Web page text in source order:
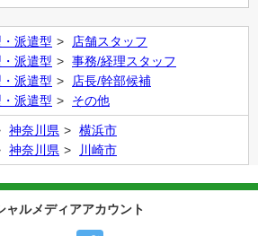
派遣型
店舗スタッフ
派遣型
事務/経理スタッフ
派遣型
店長/幹部候補
派遣型
その他
神奈川県
横浜市
神奈川県 川崎市
ャルメディアアカウント